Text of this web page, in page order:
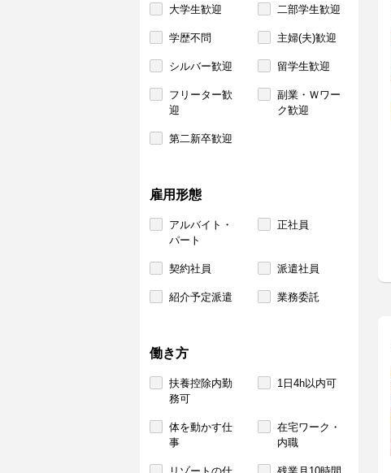
大学生歓迎 二部学生歓迎
学歴不問 主婦(夫)歓迎
シルバー歓迎 留学生歓迎
フリーター歓
迎
副業・Ｗワー
ク歓迎
第二新卒歓迎
雇用形態
アルバイト・
パート
正社員
契約社員 派遣社員
紹介予定派遣 業務委託
働き方
扶養控除内勤
務可
1日4h以内可
体を動かす仕
事
在宅ワーク・
内職